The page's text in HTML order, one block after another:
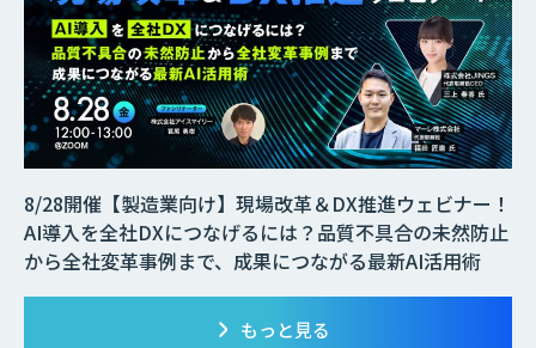
8/28開催【製造業向け】現場改革＆DX推進ウェビナー！
AI導入を全社DXにつなげるには？品質不具合の未然防止
から全社変革事例まで、成果につながる最新AI活用術
もっと見る